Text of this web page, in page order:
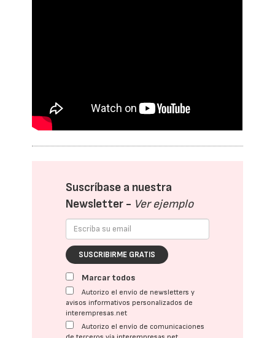
Suscríbase a nuestra
Newsletter - Ver ejemplo
SUSCRIBIRME GRATIS
Marcar todos
Autorizo el envío de newsletters y
avisos informativos personalizados de
interempresas.net
Autorizo el envío de comunicaciones